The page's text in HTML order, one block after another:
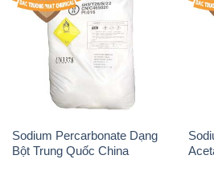
Sodium Percarbonate Dạng
Bột Trung Quốc China